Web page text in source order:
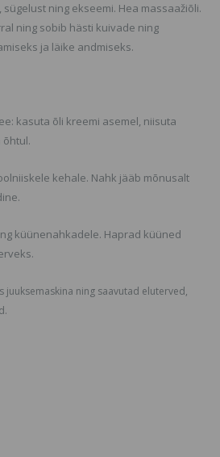
ning ekseemi. Hea massaažiõli.
ning sobib hästi kuivade ning
ja läike andmiseks.
kasuta õli kreemi asemel, niisuta
õhtul.
kehale. Nahk jääb mõnusalt
küünenahkadele. Haprad küüned
juuksemaskina ning saavutad eluterved,